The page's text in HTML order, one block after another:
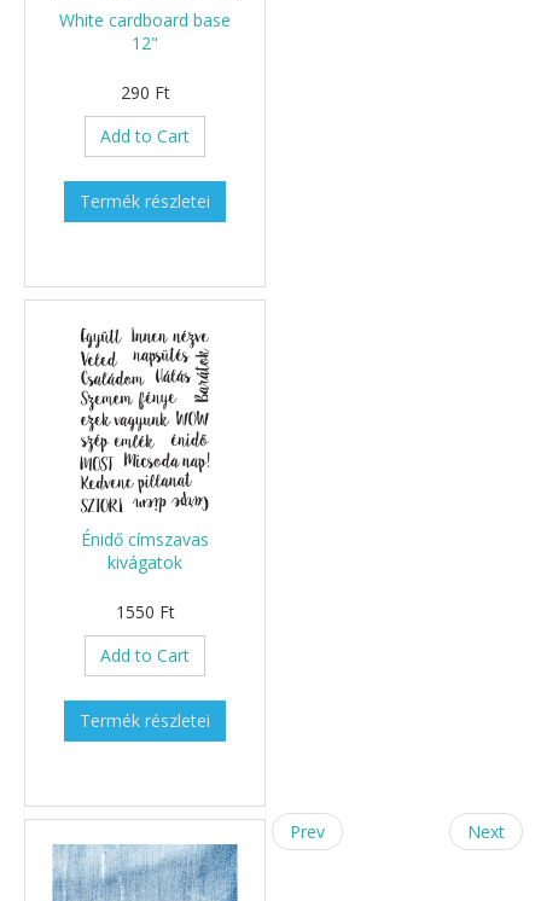
White cardboard base
12"
290 Ft
Add to Cart
Termék részletei
Énidő címszavas
kivágatok
1550 Ft
Add to Cart
Termék részletei
Prev Next